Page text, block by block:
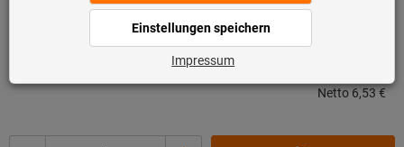
2 Wochen
Netto6,53 €